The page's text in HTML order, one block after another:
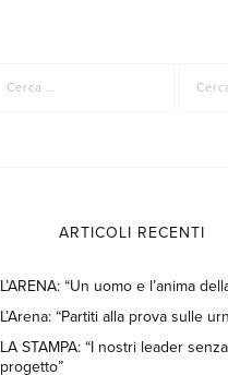
ARTICOLI RECENTI
L’ARENA: “Un uomo e l’anima
L’Arena: “Partiti alla prova sulle
LA STAMPA: “I nostri leader
progetto”